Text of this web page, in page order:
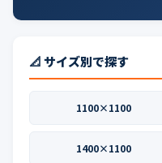
📐 サイズ別で探す
1100×1100
1400×1100